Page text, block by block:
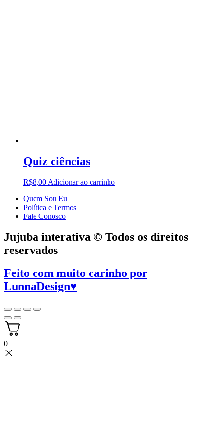
Quiz ciências
R$8,00 Adicionar ao carrinho
Quem Sou Eu
Política e Termos
Fale Conosco
Jujuba interativa © Todos os direitos
reservados
Feito com muito carinho por
LunnaDesign♥
0